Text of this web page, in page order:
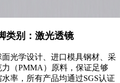
类别：激光透镜
光学设计、进口模具钢材、采
PMMA）原料，保证足够
率，所有产品均通过SGS认证